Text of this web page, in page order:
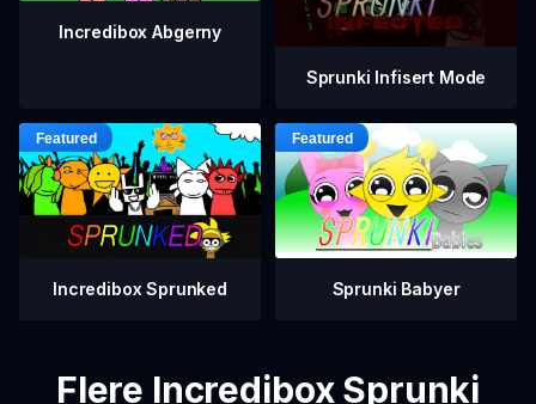
Incredibox Abgerny
Sprunki Infisert Mode
Incredibox Sprunked Sprunki Babyer
Flere Incredibox Sprunki